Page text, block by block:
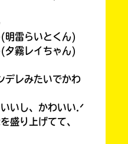
雷らいとくん)
霧レイちゃん)
デレみたいでかわ
いし、かわいい.ᐟ
り上げてて、